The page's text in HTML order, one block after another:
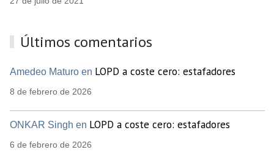
Últimos comentarios
Amedeo Maturo en LOPD a coste cero: estafadores
8 de febrero de 2026
ONKAR Singh en LOPD a coste cero: estafadores
6 de febrero de 2026